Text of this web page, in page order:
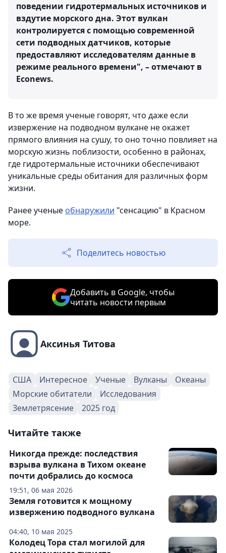
поведении гидротермальных источников и
вздутие морского дна. Этот вулкан
контролируется с помощью современной
сети подводных датчиков, которые
предоставляют исследователям данные в
режиме реального времени", – отмечают в
Econews.
В то же время ученые говорят, что даже если
извержение на подводном вулкане не окажет
прямого влияния на сушу, то оно точно повлияет на
морскую жизнь поблизости, особенно в районах,
где гидротермальные источники обеспечивают
уникальные среды обитания для различных форм
жизни.
Ранее ученые обнаружили "сенсацию" в Красном
море.
Поделитесь новостью
Добавить в Google, чтобы
читать новости первым
Аксинья Титова
США Интересное Ученые Вулканы
Океаны
Морские обитатели
Исследования
Землетрясение
2025 год
Читайте также
19:51, 06 мая 2026
Никогда прежде: последствия
взрыва вулкана в Тихом океане
почти добрались до космоса
04:40, 10 мая 2025
Земля готовится к мощному
извержению подводного вулкана
Колодец Тора стал могилой для